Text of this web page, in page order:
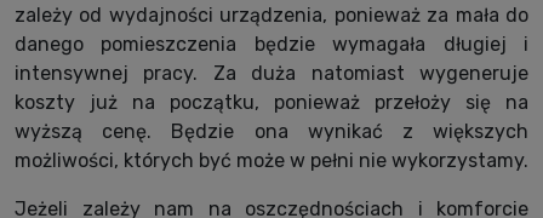
zależy od wydajności urządzenia, ponieważ za mała do
danego pomieszczenia będzie wymagała długiej i
intensywnej pracy. Za duża natomiast wygeneruje
koszty już na początku, ponieważ przełoży się na
wyższą cenę. Będzie ona wynikać z większych
możliwości, których być może w pełni nie wykorzystamy.
Jeżeli zależy nam na oszczędnościach i komforcie